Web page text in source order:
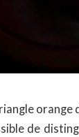
orange
de